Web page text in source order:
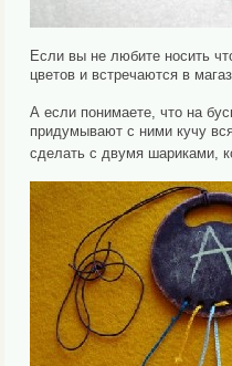
Если вы не любите носить
цветов и встречаются в
А если понимаете, что на
придумывают с ними кучу
сделать с двумя шариками,